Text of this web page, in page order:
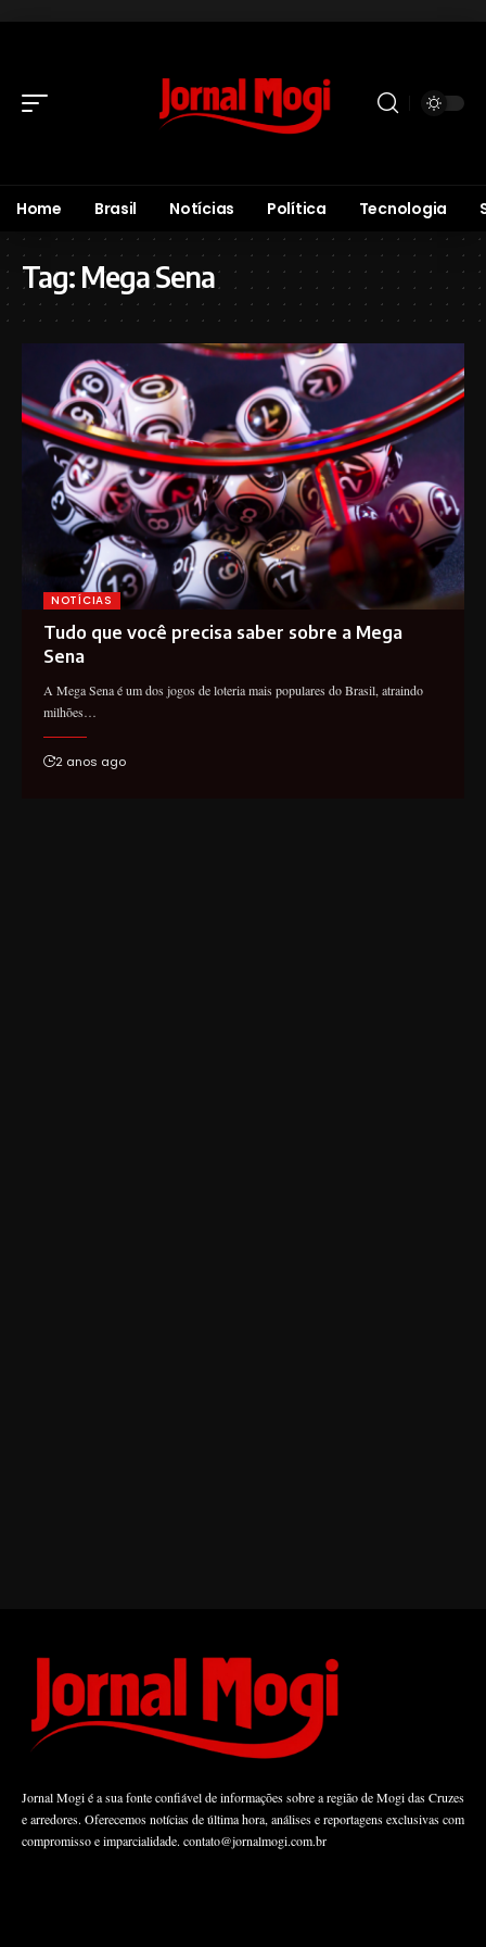
Home Brasil Notícias Política Tecnologia
Tag: Mega Sena
NOTÍCIAS
Tudo que você precisa saber sobre a Mega
Sena
A Mega Sena é um dos jogos de loteria mais populares do Brasil, atraindo
milhões…
2 anos ago
Jornal Mogi é a sua fonte confiável de informações sobre a região de Mogi das Cruzes
e arredores. Oferecemos notícias de última hora, análises e reportagens exclusivas com
compromisso e imparcialidade. contato@jornalmogi.com.br